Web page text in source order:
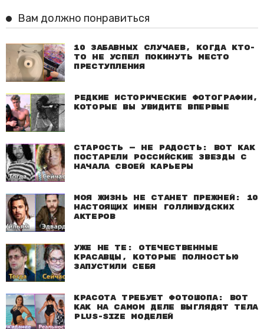
Вам должно понравиться
10 забавных случаев, когда кто-
то не успел покинуть место
преступления
Редкие исторические фотографии,
которые вы увидите впервые
Старость — не радость: Вот как
постарели российские звезды с
начала своей карьеры
Моя жизнь не станет прежней: 10
настоящих имен голливудских
актеров
Уже не те: Отечественные
красавцы, которые полностью
запустили себя
Красота требует фотошопа: Вот
как на самом деле выглядят тела
plus-size моделей